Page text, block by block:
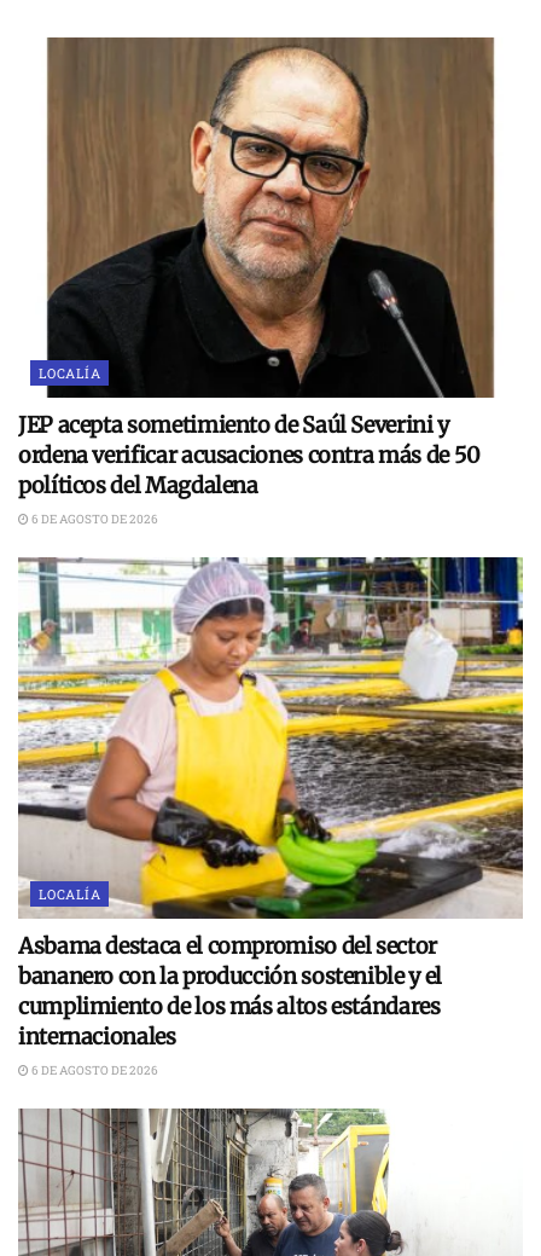
LOCALÍA
JEP acepta sometimiento de Saúl Severini y
ordena verificar acusaciones contra más de 50
políticos del Magdalena
6 DE AGOSTO DE 2026
LOCALÍA
Asbama destaca el compromiso del sector
bananero con la producción sostenible y el
cumplimiento de los más altos estándares
internacionales
6 DE AGOSTO DE 2026